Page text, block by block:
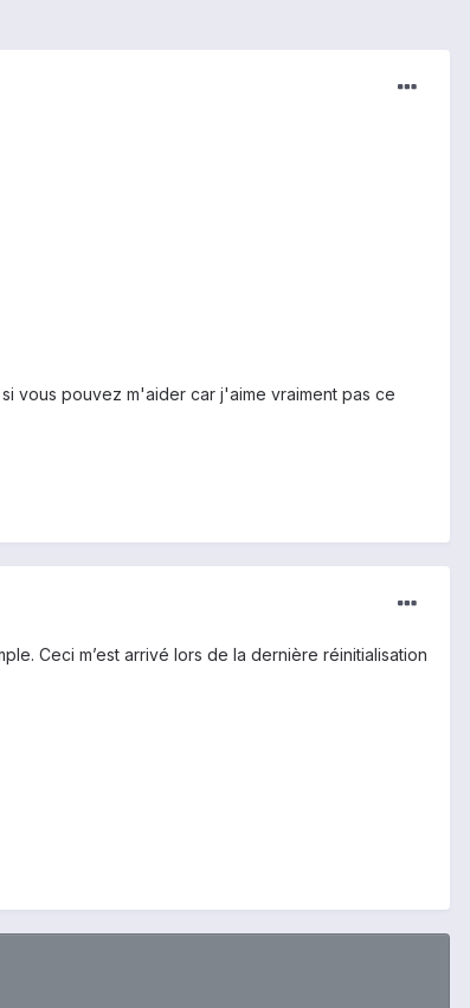
vous pouvez m'aider car j'aime vraiment pas ce
Ceci m’est arrivé lors de la dernière réinitialisation